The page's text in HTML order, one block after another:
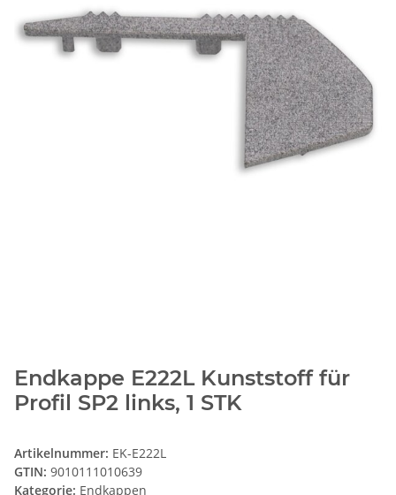
Endkappe E222L Kunststoff für
Profil SP2 links, 1 STK
Artikelnummer: EK-E222L
GTIN: 9010111010639
Kategorie: Endkappen